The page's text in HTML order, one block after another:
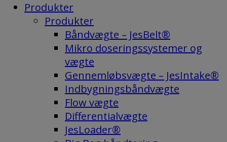
Produkter
Produkter
Båndvægte – JesBelt®
Mikro doseringssystemer og
vægte
Gennemløbsvægte – JesIntake®
Indbygningsbåndvægte
Flow vægte
Differentialvægte
JesLoader®